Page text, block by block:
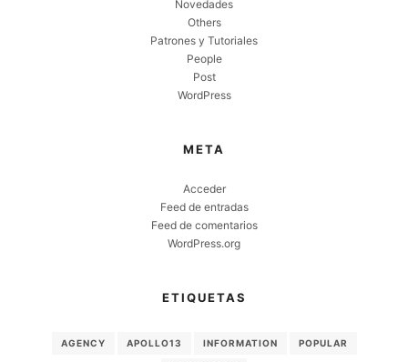
Novedades
Others
Patrones y Tutoriales
People
Post
WordPress
META
Acceder
Feed de entradas
Feed de comentarios
WordPress.org
ETIQUETAS
AGENCY APOLLO13 INFORMATION POPULAR